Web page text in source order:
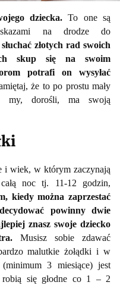
dziecka. To one są
na drodze do
złotych rad swoich
skup się na swoim
potrafi on wysyłać
że to po prostu mały
my, dorośli, ma swoją
i wiek, w którym zaczynają
noc tj. 11-12 godzin,
kiedy można zaprzestać
powinny dwie
znasz swoje dziecko
Musisz sobie zdawać
malutkie żołądki i w
3 miesiące) jest
robią się głodne co 1 – 2